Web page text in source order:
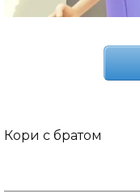
Кори с братом